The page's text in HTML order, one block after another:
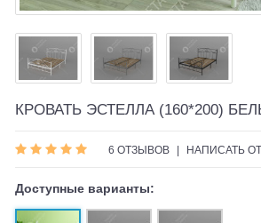
КРОВАТЬ ЭСТЕЛЛА (160*200)
6 ОТЗЫВОВ НАПИСАТЬ
Доступные варианты: